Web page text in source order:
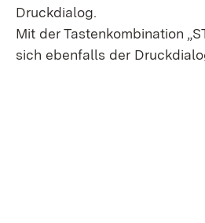
Druckdialog.
Mit der Tastenkombination
sich ebenfalls der